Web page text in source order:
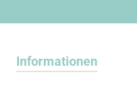
Informationen